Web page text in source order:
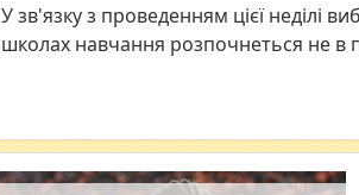
У зв'язку з проведенням цієї неділі
школах навчання розпочнеться не в